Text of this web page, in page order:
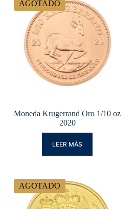
AGOTADO
Moneda Krugerrand Oro 1/10 oz
2020
LEER MÁS
AGOTADO